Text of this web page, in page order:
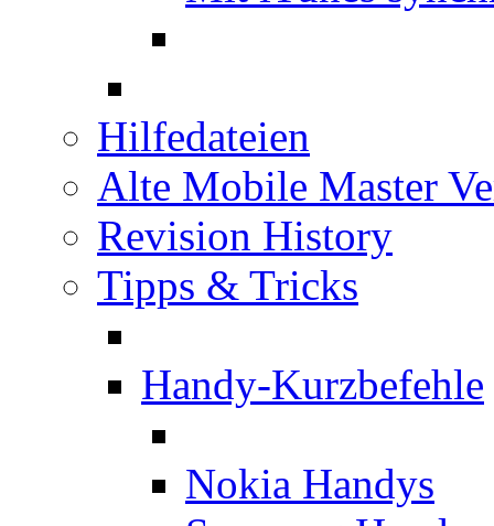
Hilfedateien
Alte Mobile Master
Revision History
Tipps & Tricks
Handy-Kurzbefehle
Nokia Handys